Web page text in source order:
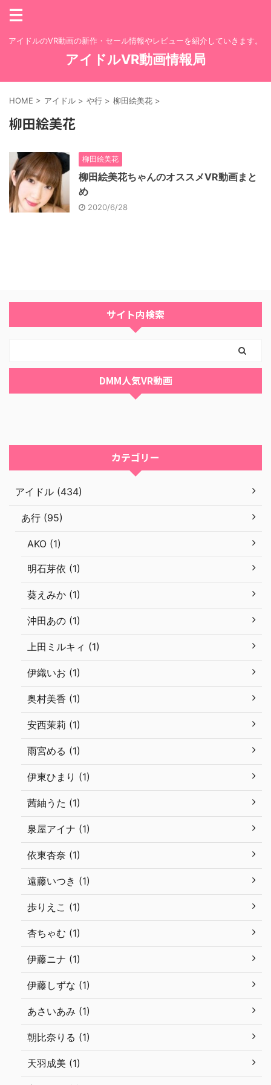
アイドルのVR動画の新作・セール情報やレビューを紹介していきます。
アイドルVR動画情報局
HOME > アイドル > や行 > 柳田絵美花 >
柳田絵美花
柳田絵美花
柳田絵美花ちゃんのオススメVR動画まと
め
2020/6/28
サイト内検索
DMM人気VR動画
カテゴリー
アイドル (434)
あ行 (95)
AKO (1)
明石芽依 (1)
葵えみか (1)
沖田あの (1)
上田ミルキィ (1)
伊織いお (1)
奥村美香 (1)
安西茉莉 (1)
雨宮める (1)
伊東ひまり (1)
茜紬うた (1)
泉屋アイナ (1)
依東杏奈 (1)
遠藤いつき (1)
歩りえこ (1)
杏ちゃむ (1)
伊藤ニナ (1)
伊藤しずな (1)
あさいあみ (1)
朝比奈りる (1)
天羽成美 (1)